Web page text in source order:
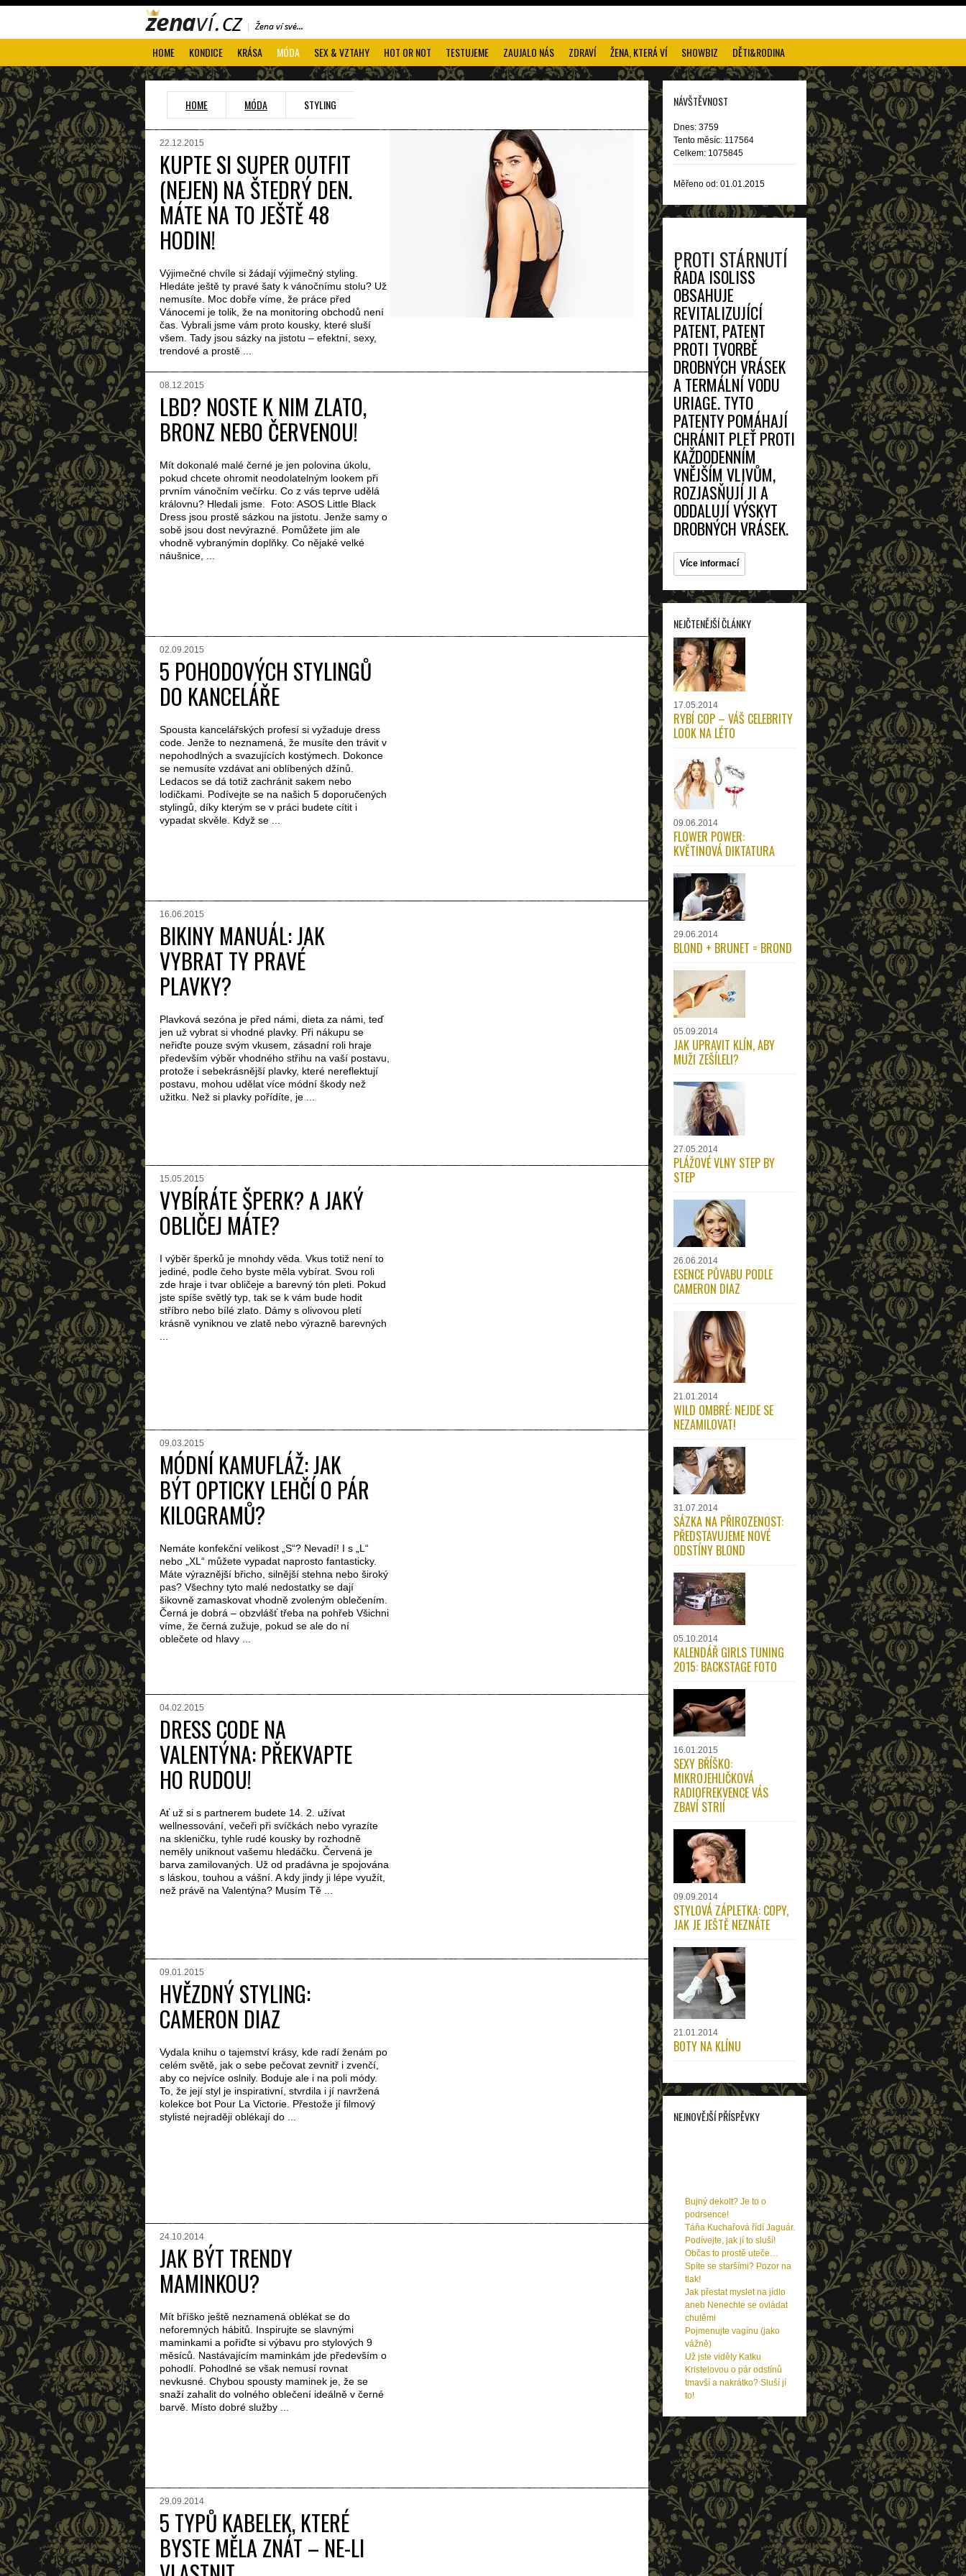
HOME KONDICE KRÁSA MÓDA SEX & VZTAHY HOT OR NOT TESTUJEME ZAUJALO NÁS ZDRAVÍ ŽENA, KTERÁ VÍ SHOWBIZ DĚTI&RODINA
HOME MÓDA STYLING
22.12.2015
KUPTE SI SUPER OUTFIT
(NEJEN) NA ŠTEDRÝ DEN.
MÁTE NA TO JEŠTĚ 48
HODIN!
Výjimečné chvíle si žádají výjimečný styling.
Hledáte ještě ty pravé šaty k vánočnímu stolu? Už
nemusíte. Moc dobře víme, že práce před
Vánocemi je tolik, že na monitoring obchodů není
čas. Vybrali jsme vám proto kousky, které sluší
všem. Tady jsou sázky na jistotu – efektní, sexy,
trendové a prostě ...
08.12.2015
LBD? NOSTE K NIM ZLATO,
BRONZ NEBO ČERVENOU!
Mít dokonalé malé černé je jen polovina úkolu,
pokud chcete ohromit neodolatelným lookem při
prvním vánočním večírku. Co z vás teprve udělá
královnu? Hledali jsme. Foto: ASOS Little Black
Dress jsou prostě sázkou na jistotu. Jenže samy o
sobě jsou dost nevýrazné. Pomůžete jim ale
vhodně vybranýmin doplňky. Co nějaké velké
náušnice, ...
02.09.2015
5 POHODOVÝCH STYLINGŮ
DO KANCELÁŘE
Spousta kancelářských profesí si vyžaduje dress
code. Jenže to neznamená, že musíte den trávit v
nepohodlných a svazujících kostýmech. Dokonce
se nemusíte vzdávat ani oblíbených džínů.
Ledacos se dá totiž zachránit sakem nebo
lodičkami. Podívejte se na našich 5 doporučených
stylingů, díky kterým se v práci budete cítit i
vypadat skvěle. Když se ...
16.06.2015
BIKINY MANUÁL: JAK
VYBRAT TY PRAVÉ
PLAVKY?
Plavková sezóna je před námi, dieta za námi, teď
jen už vybrat si vhodné plavky. Při nákupu se
neřiďte pouze svým vkusem, zásadní roli hraje
především výběr vhodného střihu na vaší postavu,
protože i sebekrásnější plavky, které nereflektují
postavu, mohou udělat více módní škody než
užitku. Než si plavky pořídíte, je ...
15.05.2015
VYBÍRÁTE ŠPERK? A JAKÝ
OBLIČEJ MÁTE?
I výběr šperků je mnohdy věda. Vkus totiž není to
jediné, podle čeho byste měla vybírat. Svou roli
zde hraje i tvar obličeje a barevný tón pleti. Pokud
jste spíše světlý typ, tak se k vám bude hodit
stříbro nebo bílé zlato. Dámy s olivovou pletí
krásně vyniknou ve zlatě nebo výrazně barevných
09.03.2015
MÓDNÍ KAMUFLÁŽ: JAK
BÝT OPTICKY LEHČÍ O PÁR
KILOGRAMŮ?
Nemáte konfekční velikost „S“? Nevadí! I s „L“
nebo „XL“ můžete vypadat naprosto fantasticky.
Máte výraznější břicho, silnější stehna nebo široký
pas? Všechny tyto malé nedostatky se dají
šikovně zamaskovat vhodně zvoleným oblečením.
Černá je dobrá – obzvlášť třeba na pohřeb Všichni
víme, že černá zužuje, pokud se ale do ní
oblečete od hlavy ...
04.02.2015
DRESS CODE NA
VALENTÝNA: PŘEKVAPTE
HO RUDOU!
Ať už si s partnerem budete 14. 2. užívat
wellnessování, večeři při svíčkách nebo vyrazíte
na skleničku, tyhle rudé kousky by rozhodně
neměly uniknout vašemu hledáčku. Červená je
barva zamilovaných. Už od pradávna je spojována
s láskou, touhou a vášní. A kdy jindy ji lépe využít,
než právě na Valentýna? Musím Tě ...
09.01.2015
HVĚZDNÝ STYLING:
CAMERON DIAZ
Vydala knihu o tajemství krásy, kde radí ženám po
celém světě, jak o sebe pečovat zevnitř i zvenčí,
aby co nejvíce oslnily. Boduje ale i na poli módy.
To, že její styl je inspirativní, stvrdila i jí navržená
kolekce bot Pour La Victorie. Přestože jí filmový
stylisté nejraději oblékají do ...
24.10.2014
JAK BÝT TRENDY
MAMINKOU?
Mít bříško ještě neznamená oblékat se do
neforemných hábitů. Inspirujte se slavnými
maminkami a pořiďte si výbavu pro stylových 9
měsíců. Nastávajícím maminkám jde především o
pohodlí. Pohodlné se však nemusí rovnat
nevkusné. Chybou spousty maminek je, že se
snaží zahalit do volného oblečení ideálně v černé
barvě. Místo dobré služby ...
29.09.2014
5 TYPŮ KABELEK, KTERÉ
BYSTE MĚLA ZNÁT – NE-LI
NÁVŠTĚVNOST
Dnes: 3759
Tento měsíc: 117564
Celkem: 1075845
Měřeno od: 01.01.2015
PROTI STÁRNUTÍ
ŘADA ISOLISS
OBSAHUJE
REVITALIZUJÍCÍ
PATENT, PATENT
PROTI TVORBĚ
DROBNÝCH VRÁSEK
A TERMÁLNÍ VODU
URIAGE. TYTO
PATENTY POMÁHAJÍ
CHRÁNIT PLEŤ PROTI
KAŽDODENNÍM
VNĚJŠÍM VLIVŮM,
ROZJASŇUJÍ JI A
ODDALUJÍ VÝSKYT
DROBNÝCH VRÁSEK.
Více informací
NEJČTENĚJŠÍ ČLÁNKY
17.05.2014
RYBÍ COP – VÁŠ CELEBRITY
LOOK NA LÉTO
09.06.2014
FLOWER POWER:
KVĚTINOVÁ DIKTATURA
29.06.2014
BLOND + BRUNET = BROND
05.09.2014
JAK UPRAVIT KLÍN, ABY
MUŽI ZEŠÍLELI?
27.05.2014
PLÁŽOVÉ VLNY STEP BY
STEP
26.06.2014
ESENCE PŮVABU PODLE
CAMERON DIAZ
21.01.2014
WILD OMBRÉ: NEJDE SE
NEZAMILOVAT!
31.07.2014
SÁZKA NA PŘIROZENOST:
PŘEDSTAVUJEME NOVÉ
ODSTÍNY BLOND
05.10.2014
KALENDÁŘ GIRLS TUNING
2015: BACKSTAGE FOTO
16.01.2015
SEXY BŘÍŠKO:
MIKROJEHLIČKOVÁ
RADIOFREKVENCE VÁS
ZBAVÍ STRIÍ
09.09.2014
STYLOVÁ ZÁPLETKA: COPY,
JAK JE JEŠTĚ NEZNÁTE
21.01.2014
BOTY NA KLÍNU
NEJNOVĚJŠÍ PŘÍSPĚVKY
Bujný dekolt? Je to o
podrsence!
Táňa Kuchařová řídí Jaguár.
Podívejte, jak jí to sluší!
Občas to prostě uteče…
Spíte se staršími? Pozor na
tlak!
Jak přestat myslet na jídlo
aneb Nenechte se ovládat
chutěmi
Pojmenujte vagínu (jako
vážně)
Už jste viděly Katku
Kristelovou o pár odstínů
tmavší a nakrátko? Sluší jí
to!